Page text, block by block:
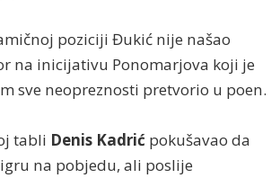
poziciji Đukić nije našao
na inicijativu Ponomarjova koji je
sve neopreznosti pretvorio u poen.
tabli Denis Kadrić pokušavao da
na pobjedu, ali poslije